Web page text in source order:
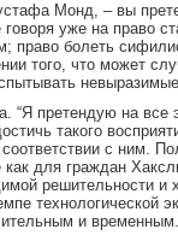
Монд, – вы
уже на право
право болеть
того, что может
“Я претендую на все
такого
соответствии с ним.
для граждан
решительности и
технологической
и временным.